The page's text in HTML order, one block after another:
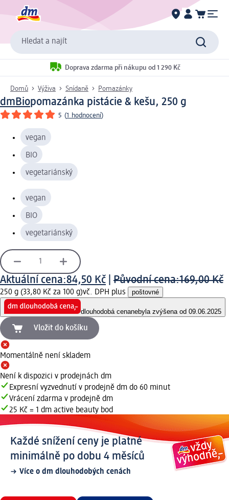
Hledat a najít
Doprava zdarma při nákupu od 1 290 Kč
Domů Výživa Snídaně Pomazánky
dmBiopomazánka pistácie & kešu, 250 g
5 (1 hodnocení)
vegan
BIO
vegetariánský
vegan
BIO
vegetariánský
Aktuální cena:84,50 Kč Původní cena:169,00 Kč
250 g (33,80 Kč za 100 g)vč. DPH plus poštovné
dlouhodobá cenanebyla zvýšena od 09.06.2025
Vložit do košíku
Momentálně není skladem
Není k dispozici v prodejnách dm
Expresní vyzvednutí v prodejně dm do 60 minut
Vrácení zdarma v prodejně dm
25 Kč = 1 dm active beauty bod
Každé snížení ceny je platné
minimálně po dobu 4 měsíců
Více o dm dlouhodobých cenách